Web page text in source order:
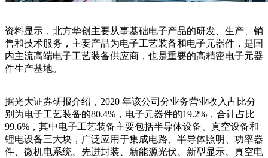
资料显示，北方华创主要从事基础电子产品的研发、生产、销
售和技术服务，主要产品为电子工艺装备和电子元器件，是国
内主流高端电子工艺装备供应商，也是重要的高精密电子元器
件生产基地。
据光大证券研报介绍，2020 年该公司分业务营业收入占比分
别为电子工艺装备的80.4%，电子元器件的19.2%，合计占比
99.6%，其中电子工艺装备主要包括半导体设备、真空设备和
锂电设备三大块，广泛应用于集成电路、半导体照明、功率器
件、微机电系统、先进封装、新能源光伏、新型显示、真空电